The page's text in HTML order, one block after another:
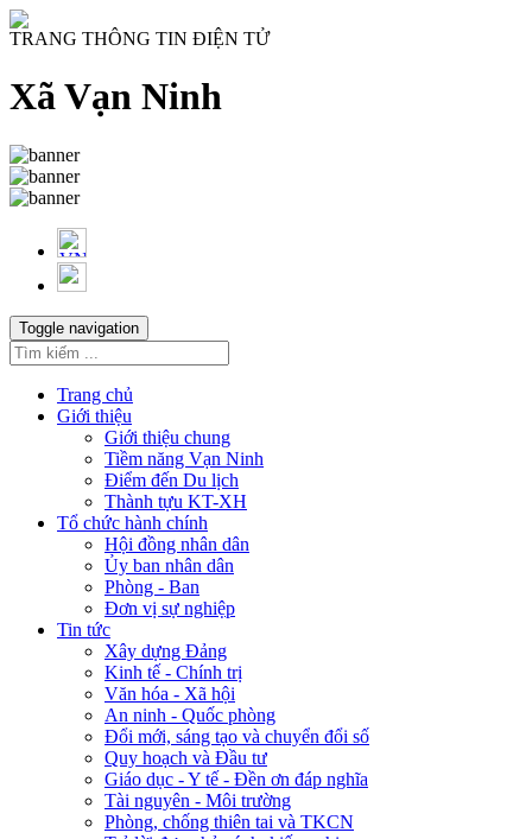
TRANG THÔNG TIN ĐIỆN TỬ
Xã Vạn Ninh
Toggle navigation
Trang chủ
Giới thiệu
Giới thiệu chung
Tiềm năng Vạn Ninh
Điểm đến Du lịch
Thành tựu KT-XH
Tổ chức hành chính
Hội đồng nhân dân
Ủy ban nhân dân
Phòng - Ban
Đơn vị sự nghiệp
Tin tức
Xây dựng Đảng
Kinh tế - Chính trị
Văn hóa - Xã hội
An ninh - Quốc phòng
Đổi mới, sáng tạo và chuyển đổi số
Quy hoạch và Đầu tư
Giáo dục - Y tế - Đền ơn đáp nghĩa
Tài nguyên - Môi trường
Phòng, chống thiên tai và TKCN